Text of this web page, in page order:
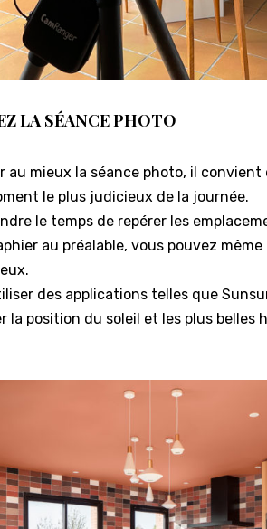
LA SÉANCE PHOTO
au mieux la séance photo, il convient
le plus judicieux de la journée.
le temps de repérer les
au préalable, vous pouvez
des applications telles que
la position du soleil et les plus belles